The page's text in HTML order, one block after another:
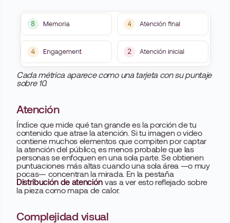
Cada métrica aparece como una tarjeta con su puntaje
sobre 10.
Atención
Índice que mide qué tan grande es la porción de tu
contenido que atrae la atención. Si tu imagen o video
contiene muchos elementos que compiten por captar
la atención del público, es menos probable que las
personas se enfoquen en una sola parte. Se obtienen
puntuaciones más altas cuando una sola área —o muy
pocas— concentran la mirada. En la pestaña
Distribución de atención vas a ver esto reflejado sobre
la pieza como mapa de calor.
Complejidad visual